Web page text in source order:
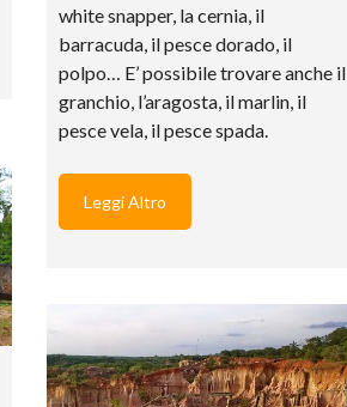
white snapper, la cernia, il
barracuda, il pesce dorado, il
polpo… E’ possibile trovare anche il
granchio, l’aragosta, il marlin, il
pesce vela, il pesce spada.
Leggi Altro